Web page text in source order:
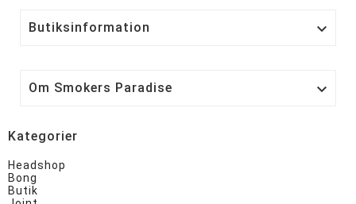
Butiksinformation 
Om Smokers Paradise 
Kategorier
Headshop
Bong
Butik